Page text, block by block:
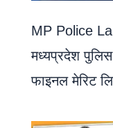
MP Police
मध्यप्रदेश
फाइनल मेरिट